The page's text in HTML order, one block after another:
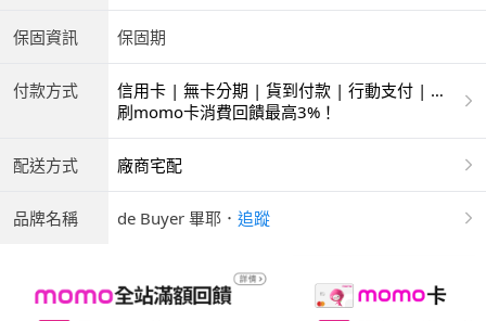
保固資訊 保固期
付款方式
信用卡 | 無卡分期 | 貨到付款 | 行動支付 | 超
商付款 | 銀聯卡
刷momo卡消費回饋最高3%！
配送方式 廠商宅配
品牌名稱 de Buyer 畢耶 ． 追蹤